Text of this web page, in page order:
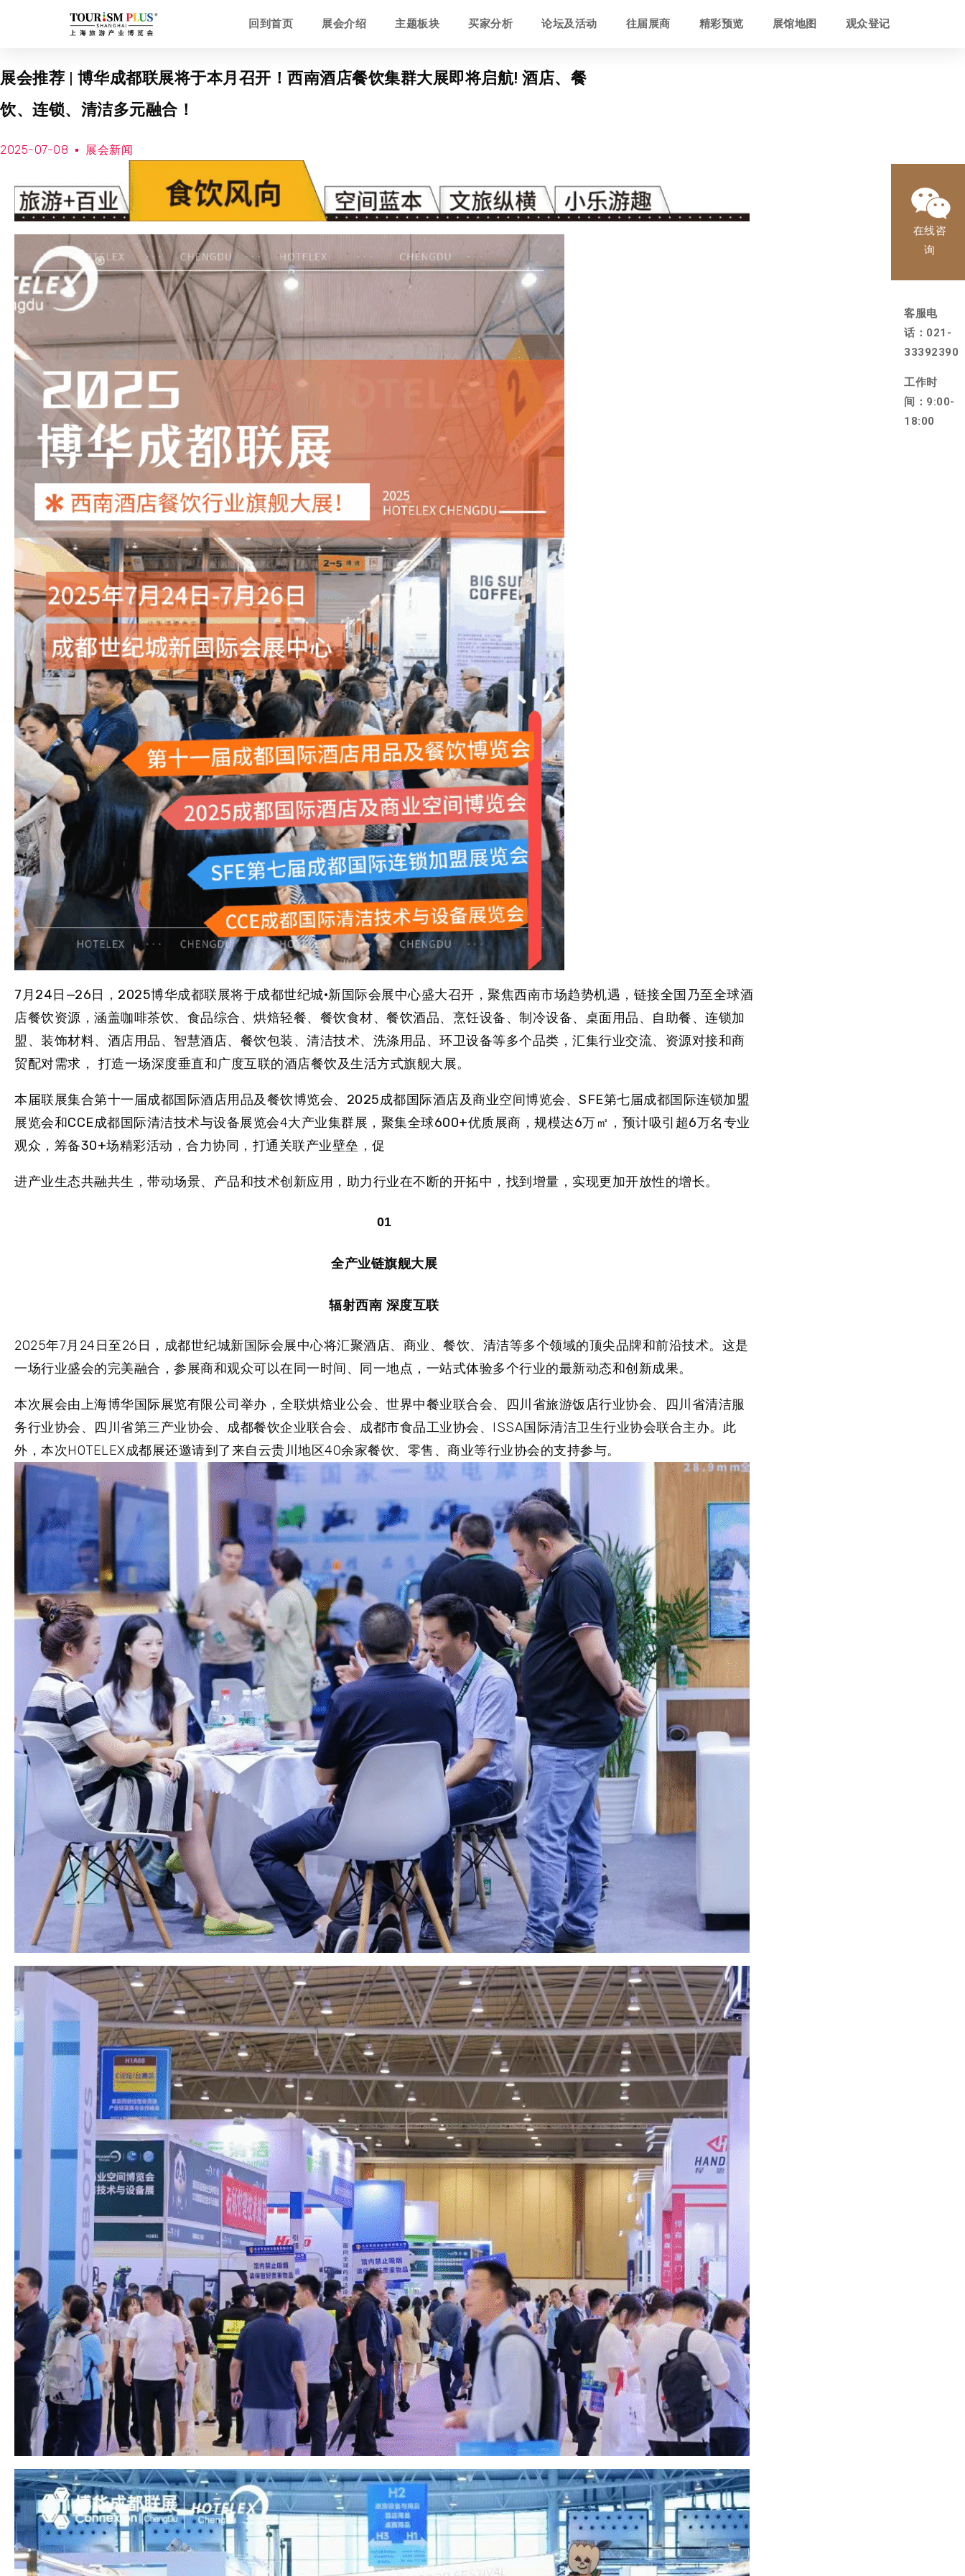
回到首页 展会介绍 主题板块 买家分析 论坛及活动 往届展商 精彩预览 展馆地图 观众登记
展会推荐 | 博华成都联展将于本月召开！西南酒店餐饮集群大展即将启航! 酒店、餐
饮、连锁、清洁多元融合！
2025-07-08 展会新闻
7月24日—26日，2025博华成都联展将于成都世纪城·新国际会展中心盛大召开， 聚焦西南市场趋势机遇，链接全国乃至全球酒
店餐饮资源，涵盖咖啡茶饮、食品综合、烘焙轻餐、餐饮食材、餐饮酒品、烹饪设备、制冷设备、桌面用品、自助餐、连锁加
盟、装饰材料、酒店用品、智慧酒店、餐饮包装、清洁技术、洗涤用品、环卫设备等多个品类，汇集行业交流、资源对接和商
贸配对需求， 打造一场深度垂直和广度互联的酒店餐饮及生活方式旗舰大展。
本届联展集合第十一届成都国际酒店用品及餐饮博览会、2025成都国际酒店及商业空间博览会、SFE第七届成都国际连锁加盟
展览会和CCE成都国际清洁技术与设备展览会4大产业集群展，聚集全球600+优质展商，规模达6万㎡ ，预计吸引超6万名专业
观众 ，筹备30+场精彩活动，合力协同，打通关联产业壁垒，促
进产业生态共融共生，带动场景、产品和技术创新应用，助力行业在不断的开拓中，找到增量，实现更加开放性的增长。
01
全产业链旗舰大展
辐射西南 深度互联
2025年7月24日至26日，成都世纪城新国际会展中心将汇聚酒店、商业、餐饮、清洁等多个领域的顶尖品牌和前沿技术。这是
一场行业盛会的完美融合，参展商和观众可以在同一时间、同一地点，一站式体验多个行业的最新动态和创新成果。
本次展会由上海博华国际展览有限公司举办，全联烘焙业公会、世界中餐业联合会、四川省旅游饭店行业协会、四川省清洁服
务行业协会、四川省第三产业协会、成都餐饮企业联合会、成都市食品工业协会、ISSA国际清洁卫生行业协会联合主办。此
外，本次HOTELEX成都展还邀请到了来自云贵川地区40余家餐饮、零售、商业等行业协会的支持参与。
在线咨
询
客服电
话：021-
33392390
工作时
间：9:00-
18:00